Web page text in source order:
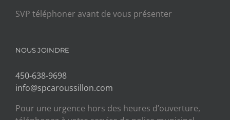
SVP téléphoner avant de vous présenter
NOUS JOINDRE
450-638-9698
info@spcaroussillon.com
Pour une urgence hors des heures d’ouverture,